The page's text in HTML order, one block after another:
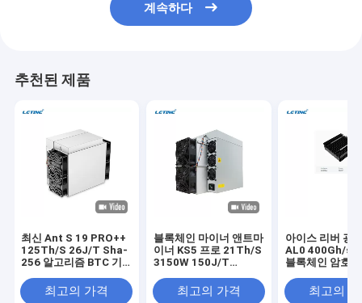
계속하다
추천된 제품
최신 Ant S 19 PRO++
125Th/S 26J/T Sha-
256 알고리즘 BTC 기
최고의 가격
블록체인 마이너 앤트마
이너 KS5 프로 21Th/S
3150W 150J/T
KAS 아시크 마이너 광
산용 카스파 앤트마이너
최고의 가격
아이스 리버 광
AL0 400Gh/s
블록체인 암호
최고의